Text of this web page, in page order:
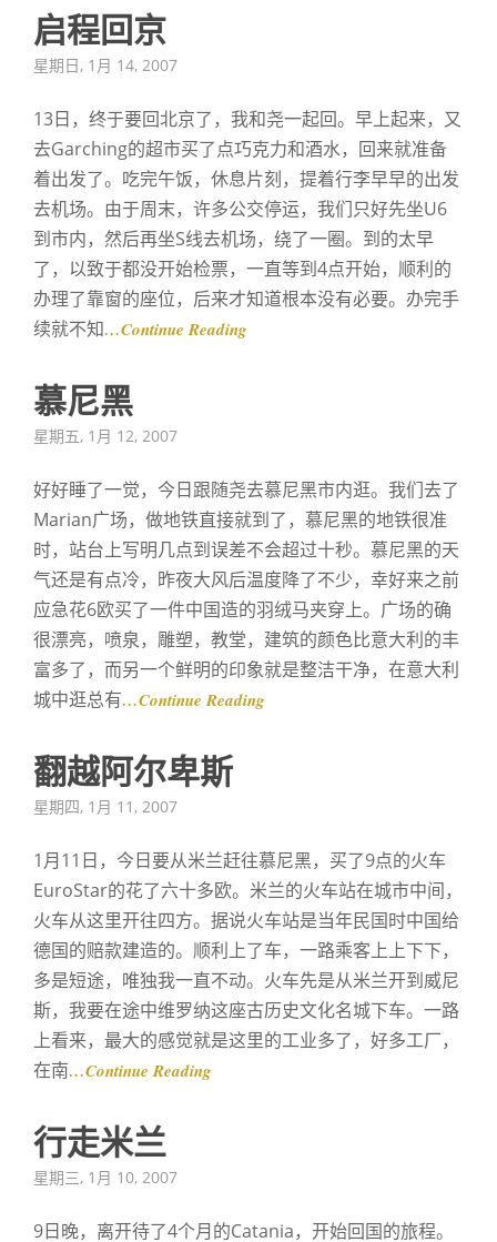
启程回京
Posted
星期日, 1月 14, 2007
13日，终于要回北京了，我和尧一起回。早上起来，又
去Garching的超市买了点巧克力和酒水，回来就准备
着出发了。吃完午饭，休息片刻，提着行李早早的出发
去机场。由于周末，许多公交停运，我们只好先坐U6
到市内，然后再坐S线去机场，绕了一圈。到的太早
了，以致于都没开始检票，一直等到4点开始，顺利的
办理了靠窗的座位，后来才知道根本没有必要。办完手
续就不知…Continue Reading
慕尼黑
Posted
星期五, 1月 12, 2007
好好睡了一觉，今日跟随尧去慕尼黑市内逛。我们去了
Marian广场，做地铁直接就到了，慕尼黑的地铁很准
时，站台上写明几点到误差不会超过十秒。慕尼黑的天
气还是有点冷，昨夜大风后温度降了不少，幸好来之前
应急花6欧买了一件中国造的羽绒马夹穿上。广场的确
很漂亮，喷泉，雕塑，教堂，建筑的颜色比意大利的丰
富多了，而另一个鲜明的印象就是整洁干净，在意大利
城中逛总有…Continue Reading
翻越阿尔卑斯
Posted
星期四, 1月 11, 2007
1月11日，今日要从米兰赶往慕尼黑，买了9点的火车
EuroStar的花了六十多欧。米兰的火车站在城市中间，
火车从这里开往四方。据说火车站是当年民国时中国给
德国的赔款建造的。顺利上了车，一路乘客上上下下，
多是短途，唯独我一直不动。火车先是从米兰开到威尼
斯，我要在途中维罗纳这座古历史文化名城下车。一路
上看来，最大的感觉就是这里的工业多了，好多工厂，
在南…Continue Reading
行走米兰
Posted
星期三, 1月 10, 2007
9日晚，离开待了4个月的Catania，开始回国的旅程。